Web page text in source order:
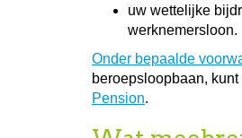
uw wettelijke
werknemersloon.
Onder bepaalde
beroepsloopbaan,
Pension.